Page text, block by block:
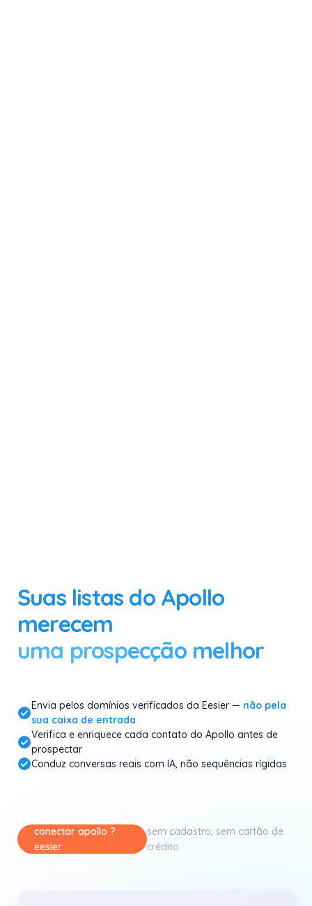
Suas listas do Apollo
merecem
uma prospecção melhor
Envia pelos domínios verificados da Eesier — não pela
sua caixa de entrada
Verifica e enriquece cada contato do Apollo antes de
prospectar
Conduz conversas reais com IA, não sequências rígidas
conectar apollo ?
eesier
sem cadastro, sem cartão de
crédito